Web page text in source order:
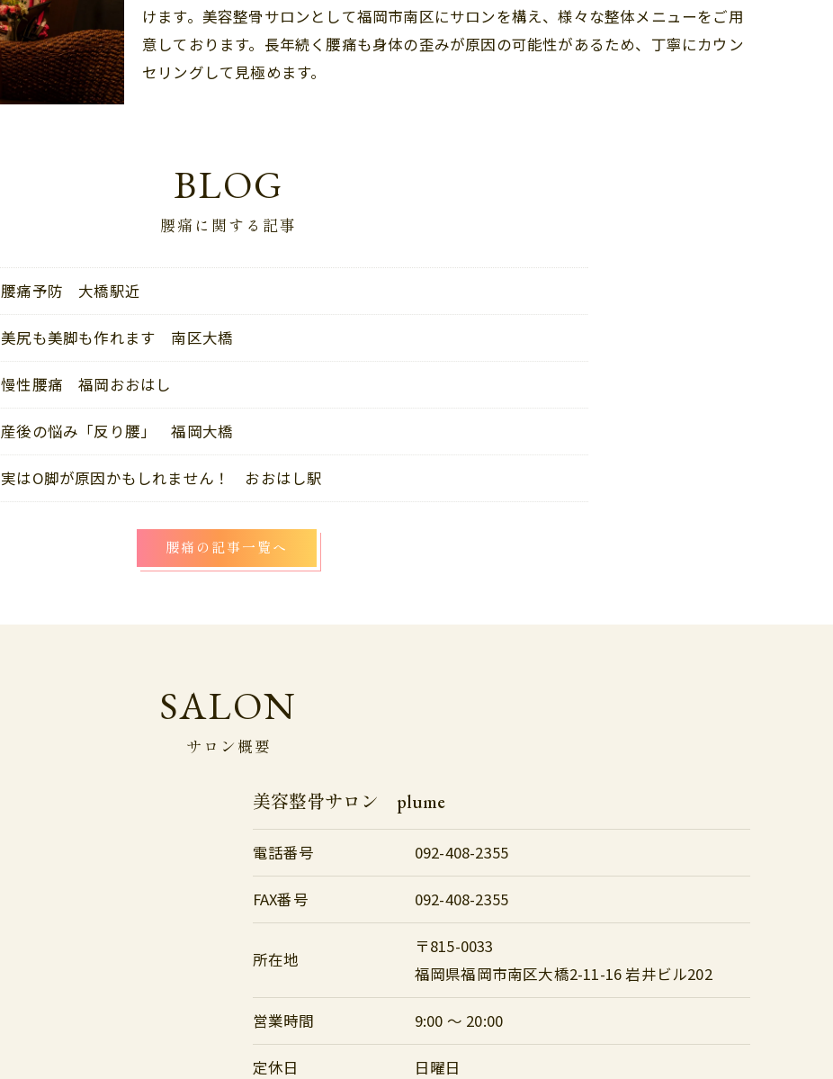
けます。美容整骨サロンとして福岡市南区にサロンを構え、様々な整体メニューをご用
意しております。長年続く腰痛も身体の歪みが原因の可能性があるため、丁寧にカウン
セリングして見極めます。
BLOG
腰痛に関する記事
腰痛予防 大橋駅近
美尻も美脚も作れます 南区大橋
慢性腰痛 福岡おおはし
産後の悩み「反り腰」 福岡大橋
実はO脚が原因かもしれません！ おおはし駅
腰痛の記事一覧へ
サロン概要
SALON
美容整骨サロン plume
電話番号 092-408-2355
FAX番号 092-408-2355
所在地
〒815-0033
福岡県福岡市南区大橋2-11-16 岩井ビル202
営業時間 9:00 ～ 20:00
定休日 日曜日